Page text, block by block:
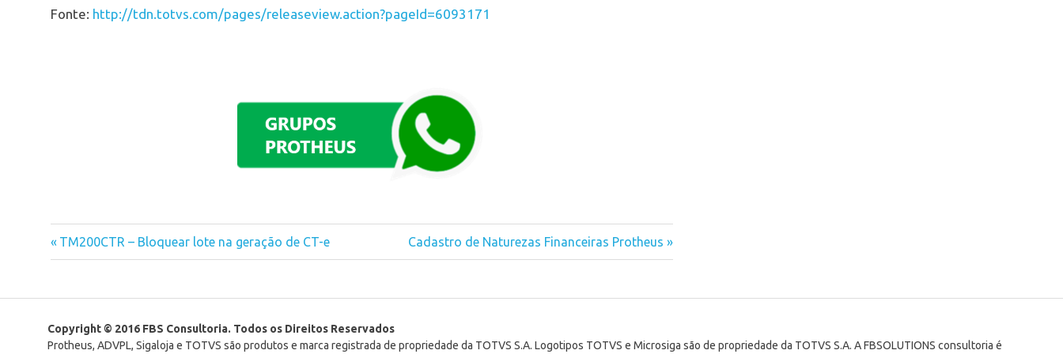
Fonte: http://tdn.totvs.com/pages/releaseview.action?pageId=6093171
Navegação
Post
Previous
Post:
TM200CTR – Bloquear lote na geração de CT-e
Next
Post:
Cadastro de Naturezas Financeiras Protheus
Copyright © 2016 FBS Consultoria. Todos os Direitos Reservados
Protheus, ADVPL, Sigaloja e TOTVS são produtos e marca registrada de propriedade da TOTVS S.A. Logotipos TOTVS e Microsiga são de propriedade da TOTVS S.A. A FBSOLUTIONS consultoria é